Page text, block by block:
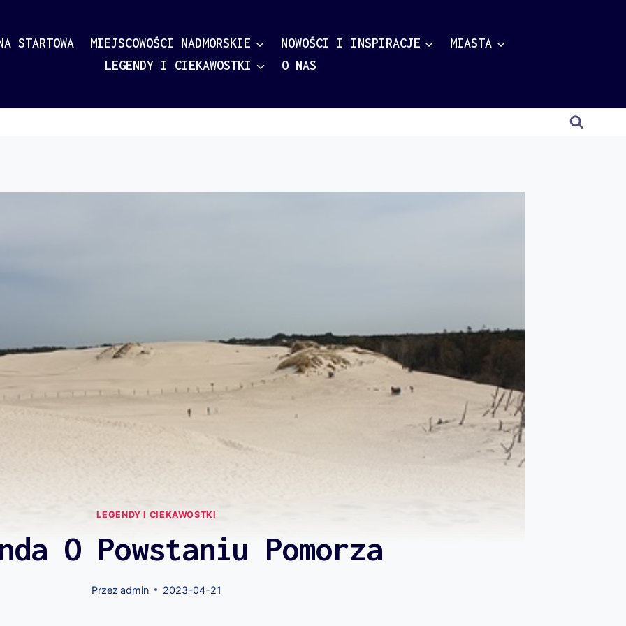
STARTOWA MIEJSCOWOŚCI NADMORSKIE NOWOŚCI I INSPIRACJE
MIASTA
LEGENDY I CIEKAWOSTKI
O NAS
LEGENDY I CIEKAWOSTKI
O Powstaniu Pomorza
Przez admin 2023-04-21